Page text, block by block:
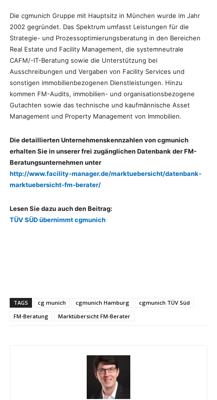
Die cgmunich Gruppe mit Hauptsitz in München wurde im Jahr
2002 gegründet. Das Spektrum umfasst Leistungen für die
Strategie- und Prozessoptimierungsberatung in den Bereichen
Real Estate und Facility Management, die systemneutrale
CAFM/-IT-Beratung sowie die Unterstützung bei
Ausschreibungen und Vergaben von Facility Services und
sonstigen immobilienbezogenen Dienstleistungen. Hinzu
kommen FM-Audits, immobilien- und organisationsbezogene
Gutachten sowie das technische und kaufmännische Asset
Management und Property Management von Immobilien.
Die detaillierten Unternehmenskennzahlen von cgmunich
erhalten Sie in unserer frei zugänglichen Datenbank der FM-
Beratungsunternehmen unter
http://www.facility-manager.de/marktuebersicht/datenbank-
marktuebersicht-fm-berater/
Lesen Sie dazu auch den Beitrag:
TÜV SÜD übernimmt cgmunich
TAGS cg munich cgmunich Hamburg
cgmunich TÜV Süd
FM-Beratung
Marktübersicht FM-Berater